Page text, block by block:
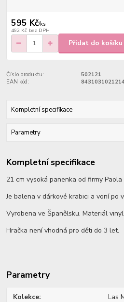
595 Kč/ks
492 Kč bez DPH
Přidat do košíku
Číslo produktu:
502121
EAN kód:
Kompletní specifikace
Parametry
Kompletní specifikace
21 cm vysoká panenka od firmy Paola
Je balena v dárkové krabici a voní po
Vyrobena ve Španělsku. Materiál vinyl.
Hračka není vhodná pro děti do 3 let.
Parametry
Kolekce Las